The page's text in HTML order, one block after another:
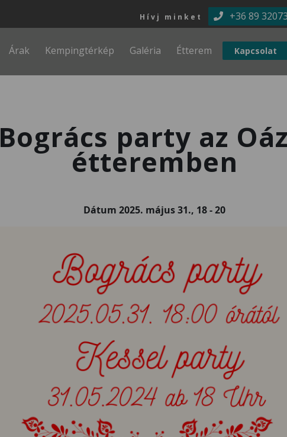
Ugrás a tartalomra
Hívj minket +36 89
Árak Kempingtérkép Galéria Étterem Kapcsolat
Bogrács party az
étteremben
Dátum 2025. május 31., 18-20